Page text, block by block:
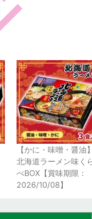
【かに・味噌・醤油
北海道ラーメン味く
べBOX【賞味期限：
2026/10/08】